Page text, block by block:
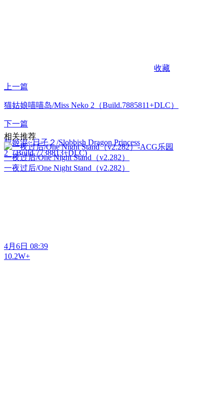
收藏
上一篇
猫姑娘喵喵岛/Miss Neko 2（Build.7885811+DLC）
下一篇
龍姬混~日子２/Slobbish Dragon Princess
2（Build.7738813+DLC)
相关推荐
一夜过后/One Night Stand（v2.282）
一夜过后/One Night Stand（v2.282）
4月6日 08:39
10.2W+